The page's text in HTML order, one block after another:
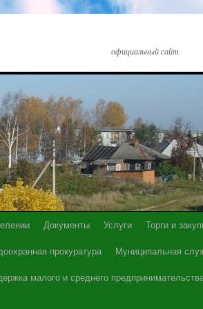
официальный сайт
Документы Услуги Торги и
прокуратура
Муниципальная
малого и среднего